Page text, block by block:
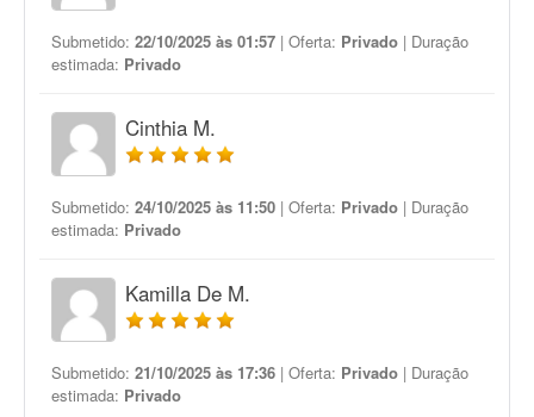
Submetido: 22/10/2025 às 01:57 | Oferta: Privado | Duração
estimada: Privado
Cinthia M.
Submetido: 24/10/2025 às 11:50 | Oferta: Privado | Duração
estimada: Privado
Kamilla De M.
Submetido: 21/10/2025 às 17:36 | Oferta: Privado | Duração
estimada: Privado